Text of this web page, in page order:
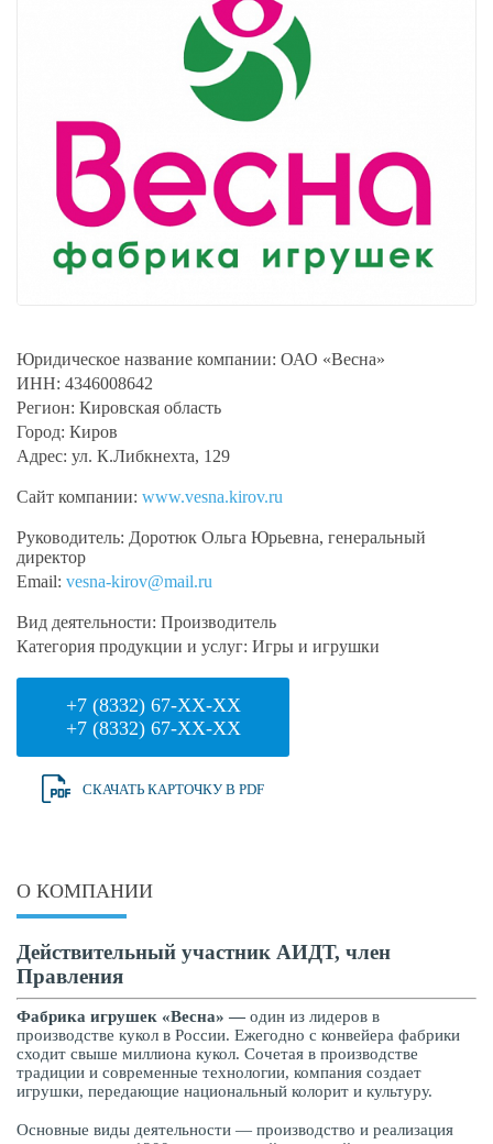
Юридическое название компании: ОАО «Весна»
ИНН: 4346008642
Регион: Кировская область
Город: Киров
Адрес: ул. К.Либкнехта, 129
Сайт компании: www.vesna.kirov.ru
Руководитель: Доротюк Ольга Юрьевна, генеральный
директор
Email: vesna-kirov@mail.ru
Вид деятельности: Производитель
Категория продукции и услуг: Игры и игрушки
+7 (8332) 67-XX-XX
+7 (8332) 67-XX-XX
СКАЧАТЬ КАРТОЧКУ В PDF
О КОМПАНИИ
Действительный участник АИДТ, член
Правления
Фабрика игрушек «Весна» — один из лидеров в
производстве кукол в России. Ежегодно с конвейера фабрики
сходит свыше миллиона кукол. Сочетая в производстве
традиции и современные технологии, компания создает
игрушки, передающие национальный колорит и культуру.
Основные виды деятельности — производство и реализация